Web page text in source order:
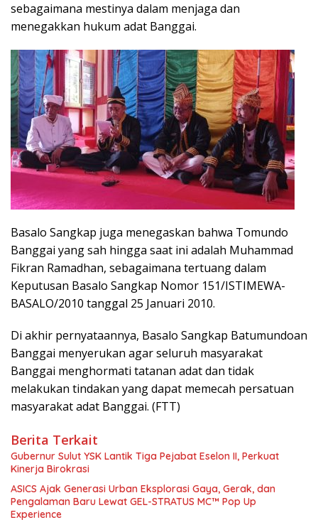
sebagaimana mestinya dalam menjaga dan
menegakkan hukum adat Banggai.
Basalo Sangkap juga menegaskan bahwa Tomundo
Banggai yang sah hingga saat ini adalah Muhammad
Fikran Ramadhan, sebagaimana tertuang dalam
Keputusan Basalo Sangkap Nomor 151/ISTIMEWA-
BASALO/2010 tanggal 25 Januari 2010.
Di akhir pernyataannya, Basalo Sangkap Batumundoan
Banggai menyerukan agar seluruh masyarakat
Banggai menghormati tatanan adat dan tidak
melakukan tindakan yang dapat memecah persatuan
masyarakat adat Banggai. (FTT)
Berita Terkait
Gubernur Sulut YSK Lantik Tiga Pejabat Eselon II, Perkuat
Kinerja Birokrasi
ASICS Ajak Generasi Urban Eksplorasi Gaya, Gerak, dan
Pengalaman Baru Lewat GEL-STRATUS MC™ Pop Up
Experience